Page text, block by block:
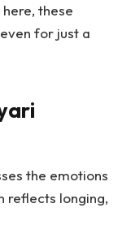
these
for just a
the emotions
reflects longing,